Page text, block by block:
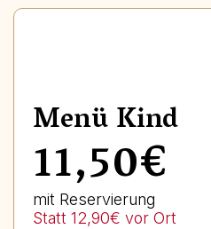
Menü Kind
11,50€
mit Reservierung
Statt 12,90€ vor Ort